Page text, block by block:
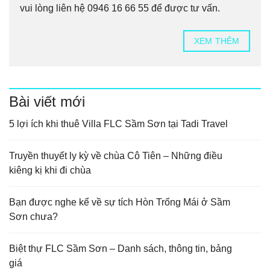
vui lòng liên hệ 0946 16 66 55 để được tư vấn.
XEM THÊM
Bài viết mới
5 lợi ích khi thuê Villa FLC Sầm Sơn tại Tadi Travel
Truyền thuyết ly kỳ về chùa Cô Tiên – Những điều
kiêng kị khi đi chùa
Bạn được nghe kể về sự tích Hòn Trống Mái ở Sầm
Sơn chưa?
Biệt thự FLC Sầm Sơn – Danh sách, thông tin, bảng
giá